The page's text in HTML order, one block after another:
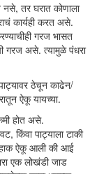
नसे, तर घरात कोणाला
कार्यही करत असे.
गरज भासत
गरज असे. त्यामुळे पंधरा
ठेचून काढेन/
ऐकू यायच्या.
होत असे.
किंवा पाट्याला टाकी
हाक ऐकू आली की आई
एक लोखंडी जाड